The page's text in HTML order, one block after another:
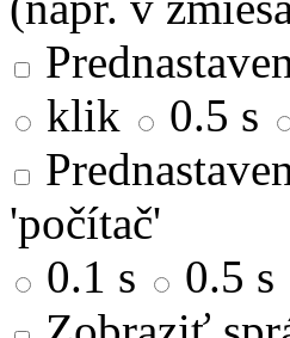
klik
0.5 s
'počítač'
0.1 s
0.5 s